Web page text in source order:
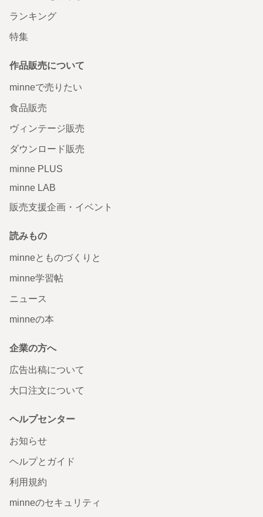
ランキング
特集
作品販売について
minneで売りたい
食品販売
ヴィンテージ販売
ダウンロード販売
minne PLUS
minne LAB
販売支援企画・イベント
読みもの
minneとものづくりと
minne学習帖
ニュース
minneの本
企業の方へ
広告出稿について
大口注文について
ヘルプセンター
お知らせ
ヘルプとガイド
利用規約
minneのセキュリティ